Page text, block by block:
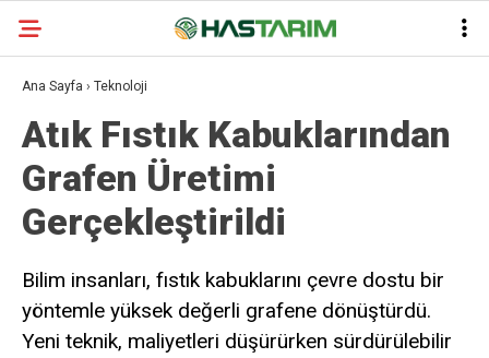
Ana Sayfa › Teknoloji
Atık Fıstık Kabuklarından
Grafen Üretimi
Gerçekleştirildi
Bilim insanları, fıstık kabuklarını çevre dostu bir
yöntemle yüksek değerli grafene dönüştürdü.
Yeni teknik, maliyetleri düşürürken sürdürülebilir